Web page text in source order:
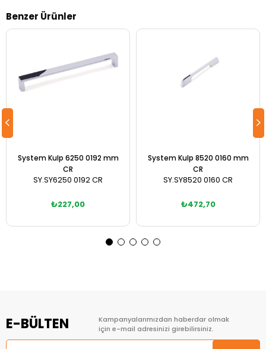
Benzer Ürünler
System Kulp 6250 0192 mm
CR
SY.SY6250 0192 CR
₺227,00
System Kulp 8520 0160 mm
CR
SY.SY8520 0160 CR
₺472,70
E-BÜLTEN
Kampanyalarımızdan haberdar olmak
için e-mail adresinizi girebilirsiniz.